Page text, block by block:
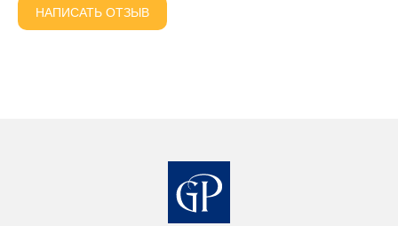
НАПИСАТЬ ОТЗЫВ